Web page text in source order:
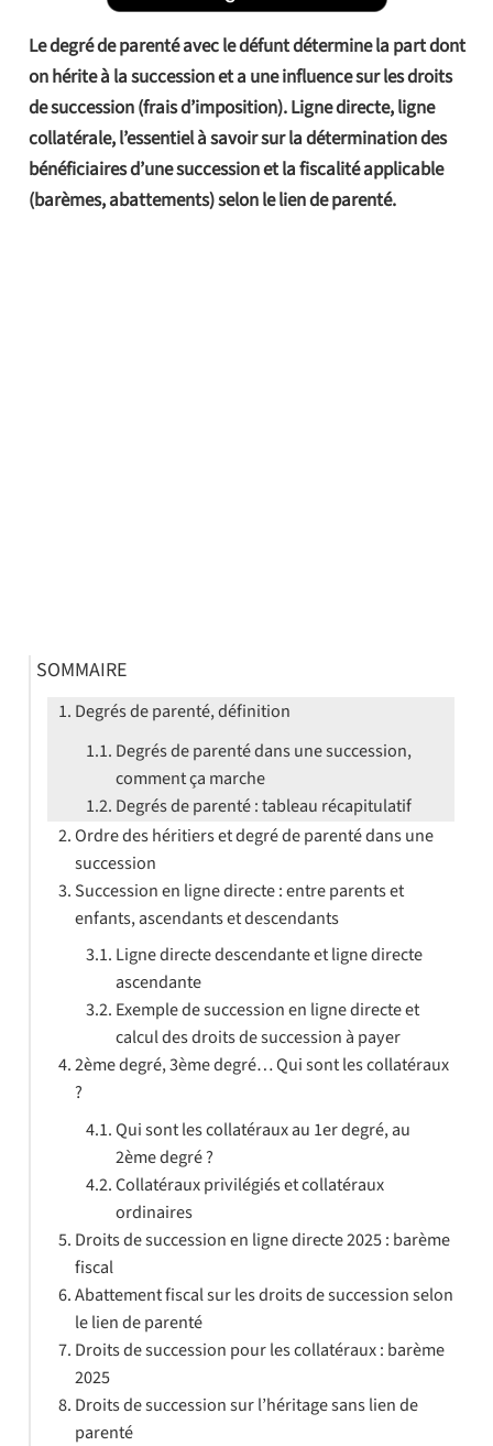
Le degré de parenté avec le défunt détermine la part dont
on hérite à la succession et a une influence sur les droits
de succession (frais d’imposition). Ligne directe, ligne
collatérale, l’essentiel à savoir sur la détermination des
bénéficiaires d’une succession et la fiscalité applicable
(barèmes, abattements) selon le lien de parenté.
SOMMAIRE
Degrés de parenté, définition
Degrés de parenté dans une succession,
comment ça marche
Degrés de parenté : tableau récapitulatif
Ordre des héritiers et degré de parenté dans une
succession
Succession en ligne directe : entre parents et
enfants, ascendants et descendants
Ligne directe descendante et ligne directe
ascendante
Exemple de succession en ligne directe et
calcul des droits de succession à payer
2ème degré, 3ème degré… Qui sont les collatéraux
?
Qui sont les collatéraux au 1er degré, au
2ème degré ?
Collatéraux privilégiés et collatéraux
ordinaires
Droits de succession en ligne directe 2025 : barème
fiscal
Abattement fiscal sur les droits de succession selon
le lien de parenté
Droits de succession pour les collatéraux : barème
2025
Droits de succession sur l’héritage sans lien de
parenté